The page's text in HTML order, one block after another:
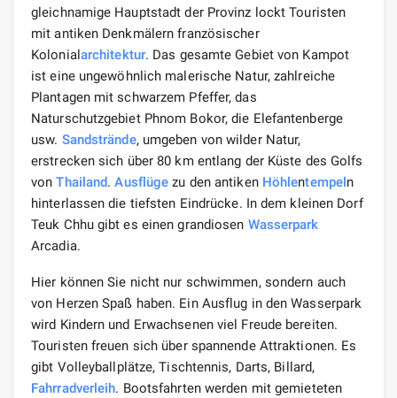
gleichnamige Hauptstadt der Provinz lockt Touristen
mit antiken Denkmälern französischer
Kolonialarchitektur. Das gesamte Gebiet von Kampot
ist eine ungewöhnlich malerische Natur, zahlreiche
Plantagen mit schwarzem Pfeffer, das
Naturschutzgebiet Phnom Bokor, die Elefantenberge
usw. Sandstrände, umgeben von wilder Natur,
erstrecken sich über 80 km entlang der Küste des Golfs
vonThailand.Ausflüge zu den antiken Höhlentempeln
hinterlassen die tiefsten Eindrücke. In dem kleinen Dorf
Teuk Chhu gibt es einen grandiosen Wasserpark
Arcadia.
Hier können Sie nicht nur schwimmen, sondern auch
von Herzen Spaß haben. Ein Ausflug in den Wasserpark
wird Kindern und Erwachsenen viel Freude bereiten.
Touristen freuen sich über spannende Attraktionen. Es
gibt Volleyballplätze, Tischtennis, Darts, Billard,
Fahrradverleih. Bootsfahrten werden mit gemieteten